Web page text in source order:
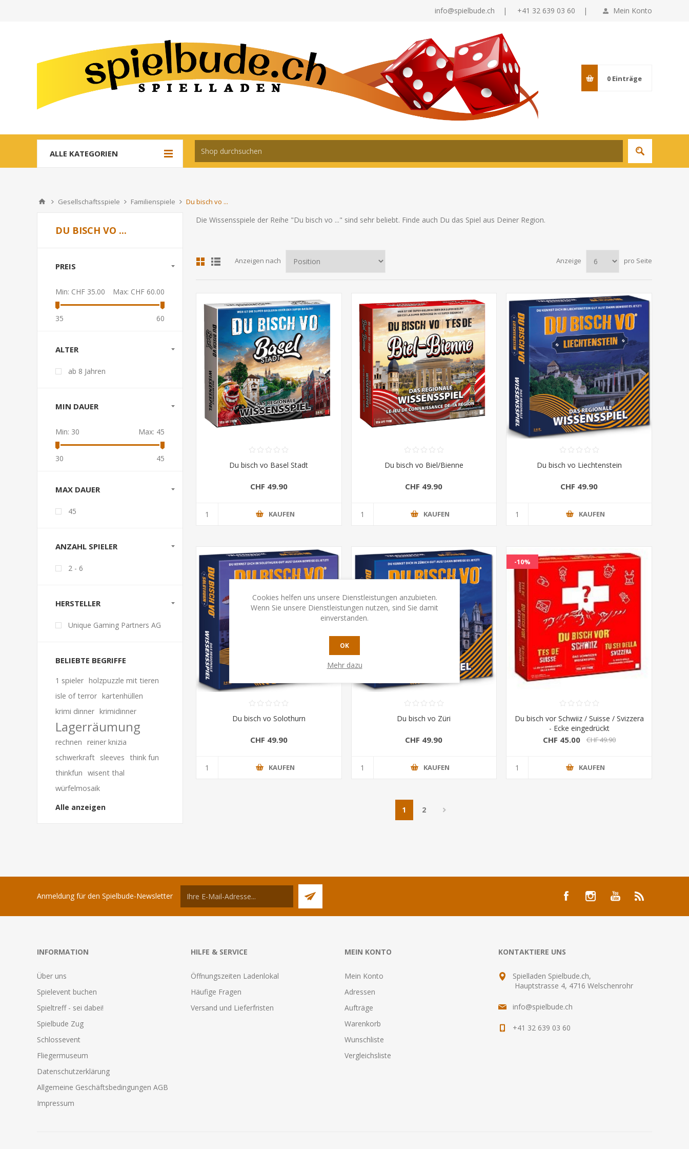
Mein Konto
info@spielbude.ch | +41 32 639 03 60 |
0 Einträge
ALLE KATEGORIEN
Gesellschaftsspiele Familienspiele Du bisch vo ...
Die Wissensspiele der Reihe "Du bisch vo ..." sind sehr beliebt. Finde auch Du das Spiel aus Deiner Region.
Anzeigen nach Anzeige pro Seite
Du bisch vo Basel Stadt
CHF 49.90
KAUFEN
Du bisch vo Biel/Bienne
CHF 49.90
KAUFEN
Du bisch vo Liechtenstein
CHF 49.90
KAUFEN
Du bisch vo Solothurn
CHF 49.90
KAUFEN
Du bisch vo Züri
CHF 49.90
KAUFEN
-10%
Du bisch vor Schwiiz / Suisse / Svizzera
- Ecke eingedrückt
CHF 45.00 CHF 49.90
KAUFEN
1 2
DU BISCH VO ...
PREIS
Min: CHF 35.00 Max: CHF 60.00
35 60
ALTER
ab 8 Jahren
MIN DAUER
Min: 30 Max: 45
30 45
MAX DAUER
45
ANZAHL SPIELER
2 - 6
HERSTELLER
Unique Gaming Partners AG
BELIEBTE BEGRIFFE
1 spieler holzpuzzle mit tieren
isle of terror kartenhüllen
krimi dinner krimidinner
Lagerräumung
rechnen reiner knizia
schwerkraft sleeves think fun
thinkfun wisent thal
würfelmosaik
Alle anzeigen
Anmeldung für den Spielbude-Newsletter
INFORMATION
Über uns
Spielevent buchen
Spieltreff - sei dabei!
Spielbude Zug
Schlossevent
Fliegermuseum
Datenschutzerklärung
Allgemeine Geschäftsbedingungen AGB
Impressum
HILFE & SERVICE
Öffnungszeiten Ladenlokal
Häufige Fragen
Versand und Lieferfristen
MEIN KONTO
Mein Konto
Adressen
Aufträge
Warenkorb
Wunschliste
Vergleichsliste
KONTAKTIERE UNS
Spielladen Spielbude.ch,
Hauptstrasse 4, 4716 Welschenrohr
info@spielbude.ch
+41 32 639 03 60
Cookies helfen uns unsere Dienstleistungen anzubieten.
Wenn Sie unsere Dienstleistungen nutzen, sind Sie damit
einverstanden.
OK
Mehr dazu